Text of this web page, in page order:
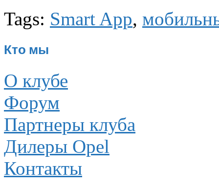
Tags: Smart App,
Кто мы
О клубе
Форум
Партнеры клуба
Дилеры Opel
Контакты